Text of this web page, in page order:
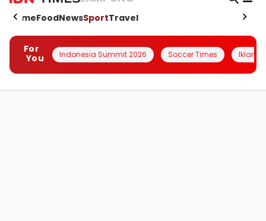
HomeFoodNewsSportTravel
For
You
Indonesia Summit 2026 Soccer Times Iklanin